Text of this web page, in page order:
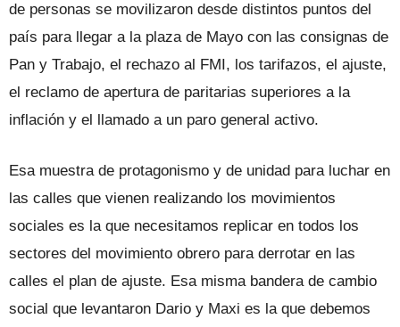
de personas se movilizaron desde distintos puntos del
país para llegar a la plaza de Mayo con las consignas de
Pan y Trabajo, el rechazo al FMI, los tarifazos, el ajuste,
el reclamo de apertura de paritarias superiores a la
inflación y el llamado a un paro general activo.
Esa muestra de protagonismo y de unidad para luchar en
las calles que vienen realizando los movimientos
sociales es la que necesitamos replicar en todos los
sectores del movimiento obrero para derrotar en las
calles el plan de ajuste. Esa misma bandera de cambio
social que levantaron Dario y Maxi es la que debemos